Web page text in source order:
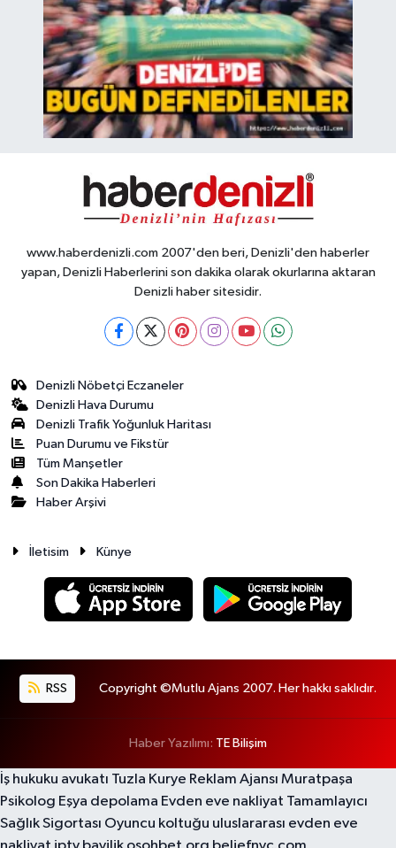
www.haberdenizli.com 2007'den beri, Denizli'den haberler
yapan, Denizli Haberlerini son dakika olarak okurlarına aktaran
Denizli haber sitesidir.
Denizli Nöbetçi Eczaneler
Denizli Hava Durumu
Denizli Trafik Yoğunluk Haritası
Puan Durumu ve Fikstür
Tüm Manşetler
Son Dakika Haberleri
Haber Arşivi
İletisim Künye
RSS Copyright ©Mutlu Ajans 2007. Her hakkı saklıdır.
Haber Yazılımı: TE Bilişim
İş hukuku avukatı Tuzla Kurye Reklam Ajansı Muratpaşa
Psikolog Eşya depolama Evden eve nakliyat Tamamlayıcı
Sağlık Sigortası Oyuncu koltuğu uluslararası evden eve